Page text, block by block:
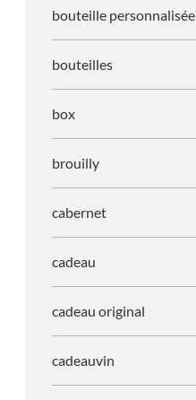
bouteille personnalisée
bouteilles
box
brouilly
cabernet
cadeau
cadeau original
cadeauvin